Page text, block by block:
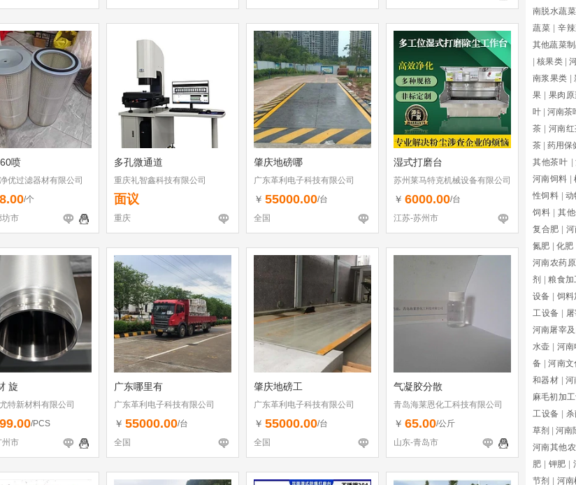
喷
优过滤器材有限公司
/个
坊市
多孔微通道
重庆礼智鑫科技有限公司
面议
重庆
肇庆地磅哪
广东革利电子科技有限公司
￥ 55000.00/台
全国
湿式打磨台
苏州莱马特克机械设备有限公司
￥ 6000.00/台
江苏-苏州市
旋
特新材料有限公司
/PCS
州市
广东哪里有
广东革利电子科技有限公司
￥ 55000.00/台
全国
肇庆地磅工
广东革利电子科技有限公司
￥ 55000.00/台
全国
气凝胶分散
青岛海莱恩化工科技有限公司
￥ 65.00/公斤
山东-青岛市
南脱水蔬菜
蔬菜
辛
其他蔬菜
核果类
南浆果类
果
果肉
叶
河南茶
茶
河南
茶
药用保
其他茶叶
河南饲料
性饲料
动
饲料
其
复合肥
氮肥
化肥
河南农药
剂
粮食加
设备
饲料
工设备
河南屠宰
水壶
河南
备
河南文
和器材
河
麻毛初加
工设备
草剂
河南
河南其他
肥
钾肥
节剂
河